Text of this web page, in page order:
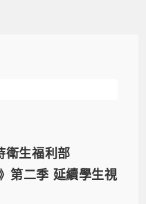
衛生福利部
第二季 延續學生視